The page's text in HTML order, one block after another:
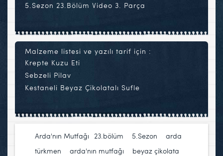
5.Sezon 23.Bölüm Video 3. Parça
Malzeme listesi ve yazılı tarif için :
Krepte Kuzu Eti
Sebzeli Pilav
Kestaneli Beyaz Çikolatalı Sufle
Arda'nın Mutfağı 23.bölüm 5.Sezon
arda
türkmen
arda'nın mutfağı beyaz çikolata